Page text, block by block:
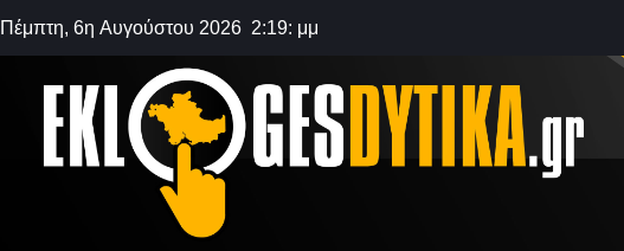
Πέμπτη, 6η Αυγούστου 2026 2:19: μμ